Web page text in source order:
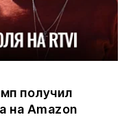
получил
на Amazon